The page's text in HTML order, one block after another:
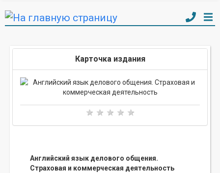
Карточка издания
Английский язык делового общения.
Страховая и коммерческая деятельность